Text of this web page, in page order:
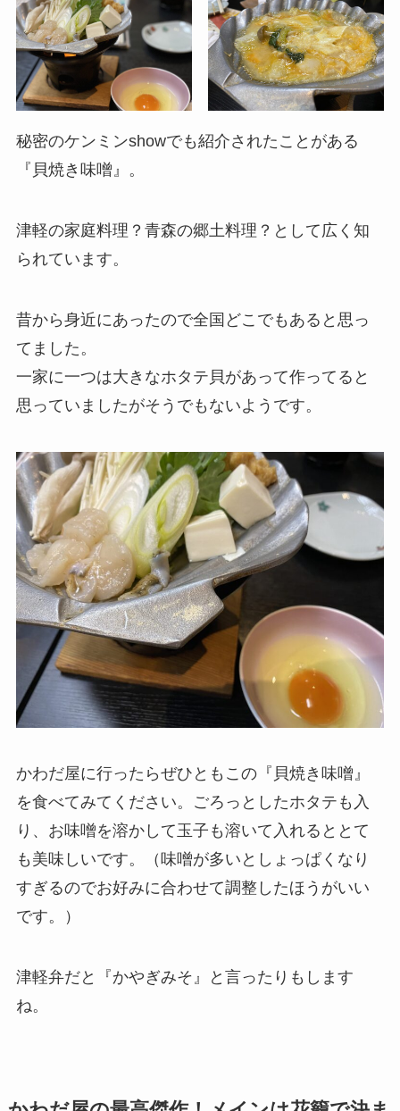
秘密のケンミンshowでも紹介されたことがある
『貝焼き味噌』。
津軽の家庭料理？青森の郷土料理？として広く知
られています。
昔から身近にあったので全国どこでもあると思っ
てました。
一家に一つは大きなホタテ貝があって作ってると
思っていましたがそうでもないようです。
かわだ屋に行ったらぜひともこの『貝焼き味噌』
を食べてみてください。ごろっとしたホタテも入
り、お味噌を溶かして玉子も溶いて入れるととて
も美味しいです。（味噌が多いとしょっぱくなり
すぎるのでお好みに合わせて調整したほうがいい
です。）
津軽弁だと『かやぎみそ』と言ったりもします
ね。